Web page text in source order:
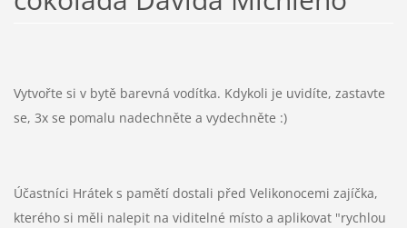
Vytvořte si v bytě barevná vodítka. Kdykoli je uvidíte, zastavte
se, 3x se pomalu nadechněte a vydechněte :)
Účastníci Hrátek s pamětí dostali před Velikonocemi zajíčka,
kterého si měli nalepit na viditelné místo a aplikovat "rychlou